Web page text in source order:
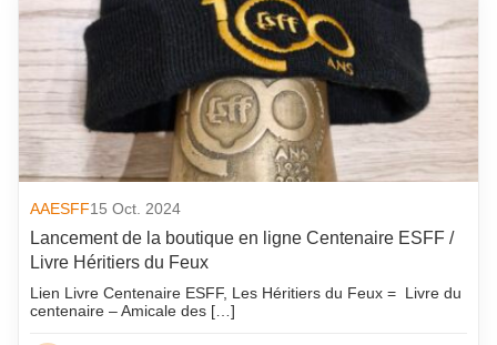
AAESFF15 Oct. 2024
Lancement de la boutique en ligne Centenaire ESFF /
Livre Héritiers du Feux
Lien Livre Centenaire ESFF, Les Héritiers du Feux = Livre du
centenaire – Amicale des […]